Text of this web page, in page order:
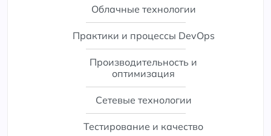
Облачные технологии
Практики и процессы DevOps
Производительность и
оптимизация
Сетевые технологии
Тестирование и качество